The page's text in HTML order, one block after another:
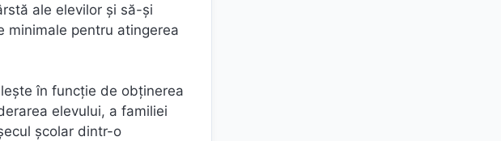
ale elevilor și să-și
minimale pentru atingerea
în funcție de obținerea
elevului, a familiei
școlar dintr-o